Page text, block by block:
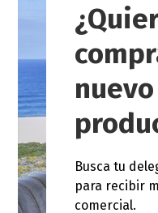
nuevo
Busca tu
para recibir
comercial.